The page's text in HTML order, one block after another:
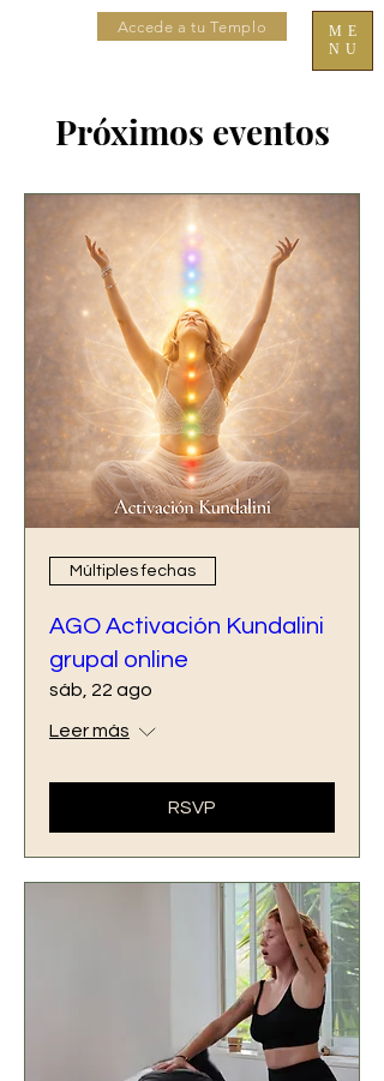
ME
NU
Accede a tu Templo
Próximos eventos
Múltiples fechas
AGO Activación Kundalini
grupal online
sáb, 22 ago
Leer más
RSVP